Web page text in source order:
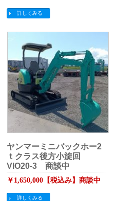
詳しくみる
ヤンマーミニバックホー2
ｔクラス後方小旋回
VIO20-3 商談中
￥1,650,000【税込み】商談中
詳しくみる